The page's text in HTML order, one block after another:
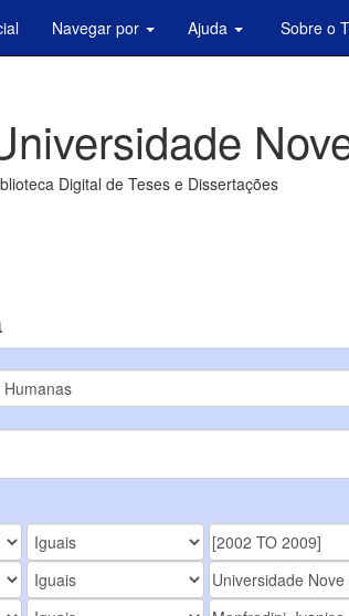
Navegar por Ajuda Sobre o
Digital de Teses e Dissertações